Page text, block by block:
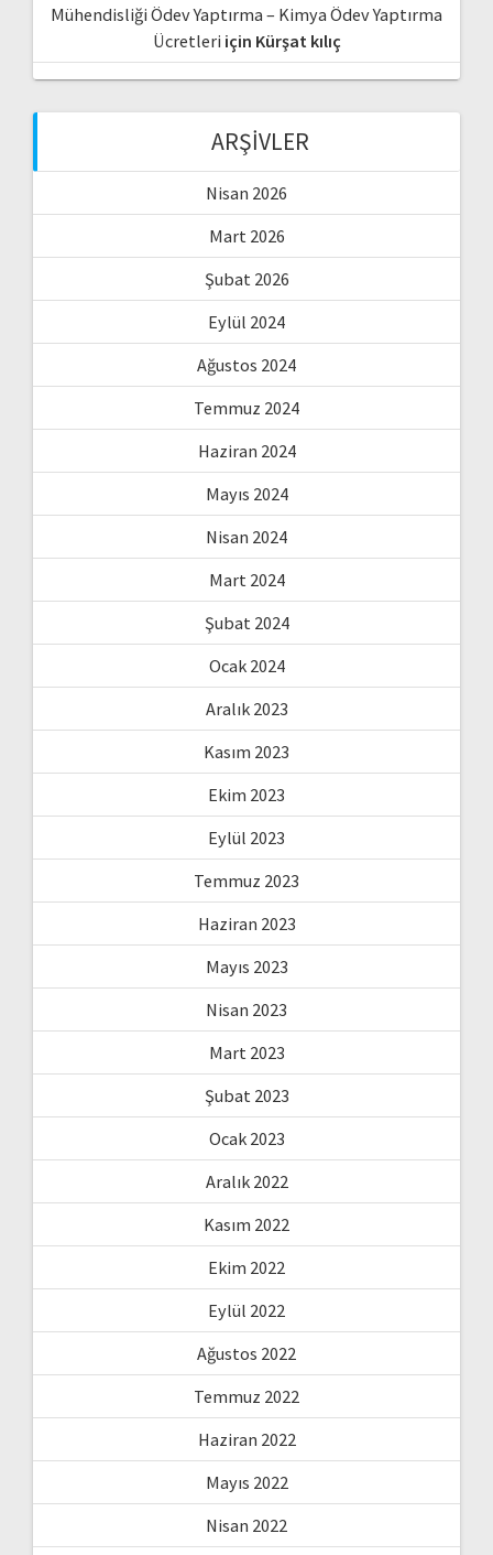
Mühendisliği Ödev Yaptırma – Kimya Ödev Yaptırma
Ücretleri için Kürşat kılıç
ARŞIVLER
Nisan 2026
Mart 2026
Şubat 2026
Eylül 2024
Ağustos 2024
Temmuz 2024
Haziran 2024
Mayıs 2024
Nisan 2024
Mart 2024
Şubat 2024
Ocak 2024
Aralık 2023
Kasım 2023
Ekim 2023
Eylül 2023
Temmuz 2023
Haziran 2023
Mayıs 2023
Nisan 2023
Mart 2023
Şubat 2023
Ocak 2023
Aralık 2022
Kasım 2022
Ekim 2022
Eylül 2022
Ağustos 2022
Temmuz 2022
Haziran 2022
Mayıs 2022
Nisan 2022